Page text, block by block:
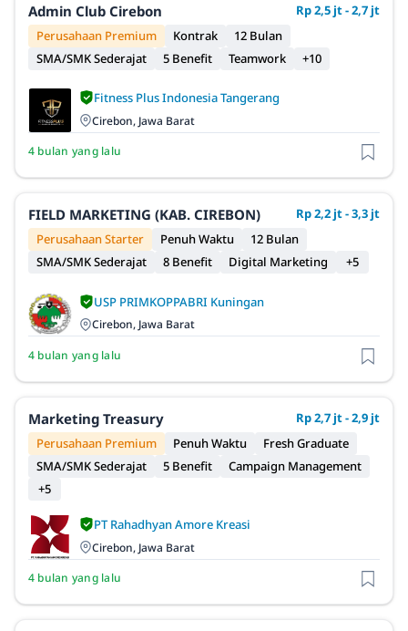
Admin Club Cirebon
Rp 2,5 jt - 2,7 jt
Perusahaan Premium
Kontrak
12 Bulan
SMA/SMK Sederajat
5 Benefit Teamwork +10
Fitness Plus Indonesia Tangerang
Cirebon, Jawa Barat
4 bulan yang lalu
FIELD MARKETING (KAB. CIREBON)
Rp 2,2 jt - 3,3 jt
Perusahaan Starter
Penuh Waktu
12 Bulan
SMA/SMK Sederajat
8 Benefit Digital Marketing +5
USP PRIMKOPPABRI Kuningan
Cirebon, Jawa Barat
4 bulan yang lalu
Marketing Treasury
Rp 2,7 jt - 2,9 jt
Perusahaan Premium
Penuh Waktu
Fresh Graduate
SMA/SMK Sederajat
5 Benefit
Campaign Management
+5
PT Rahadhyan Amore Kreasi
Cirebon, Jawa Barat
4 bulan yang lalu